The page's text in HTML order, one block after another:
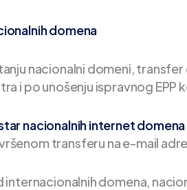
domena
nacionalni domeni,
i po unošenju ispravnog EPP
nacionalnih internet
transferu na e-mail
internacionalnih domena,